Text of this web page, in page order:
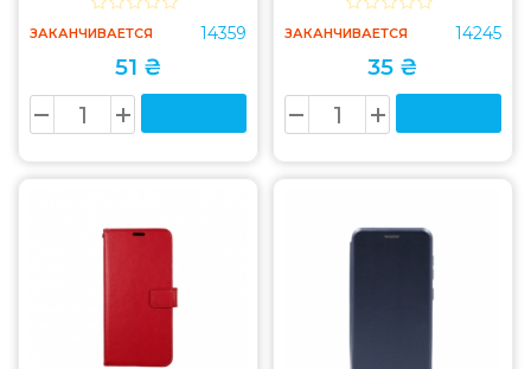
ЗАКАНЧИВАЕТСЯ 14359
51 ₴
ЗАКАНЧИВАЕТСЯ 14245
35 ₴